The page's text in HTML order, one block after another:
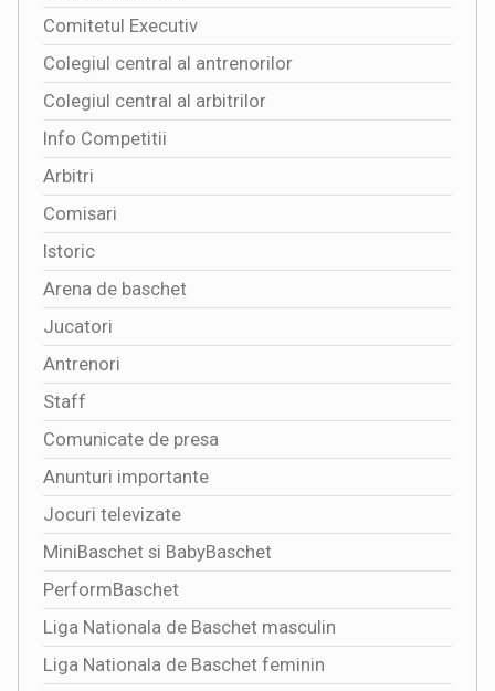
Comitetul Executiv
Colegiul central al antrenorilor
Colegiul central al arbitrilor
Info Competitii
Arbitri
Comisari
Istoric
Arena de baschet
Jucatori
Antrenori
Staff
Comunicate de presa
Anunturi importante
Jocuri televizate
MiniBaschet si BabyBaschet
PerformBaschet
Liga Nationala de Baschet masculin
Liga Nationala de Baschet feminin